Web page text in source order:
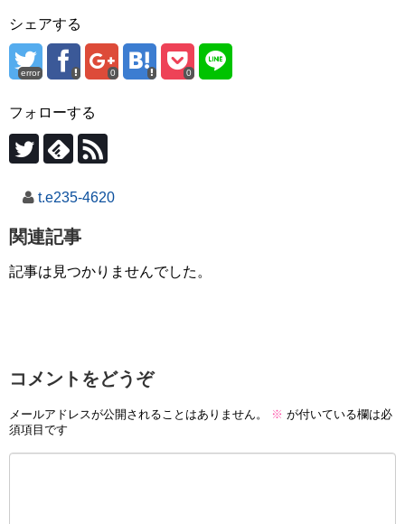
シェアする
error 0 0
フォローする
t.e235-4620
関連記事
記事は見つかりませんでした。
コメントをどうぞ
メールアドレスが公開されることはありません。 ※ が付いている欄は必
須項目です